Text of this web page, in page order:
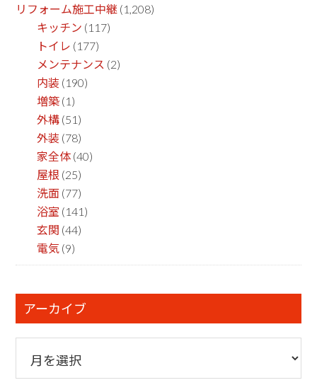
リフォーム施工中継 (1,208)
キッチン (117)
トイレ (177)
メンテナンス (2)
内装 (190)
増築 (1)
外構 (51)
外装 (78)
家全体 (40)
屋根 (25)
洗面 (77)
浴室 (141)
玄関 (44)
電気 (9)
アーカイブ